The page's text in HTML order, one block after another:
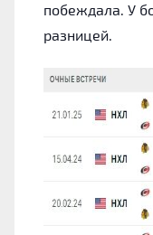
побеждала. У
разницей.